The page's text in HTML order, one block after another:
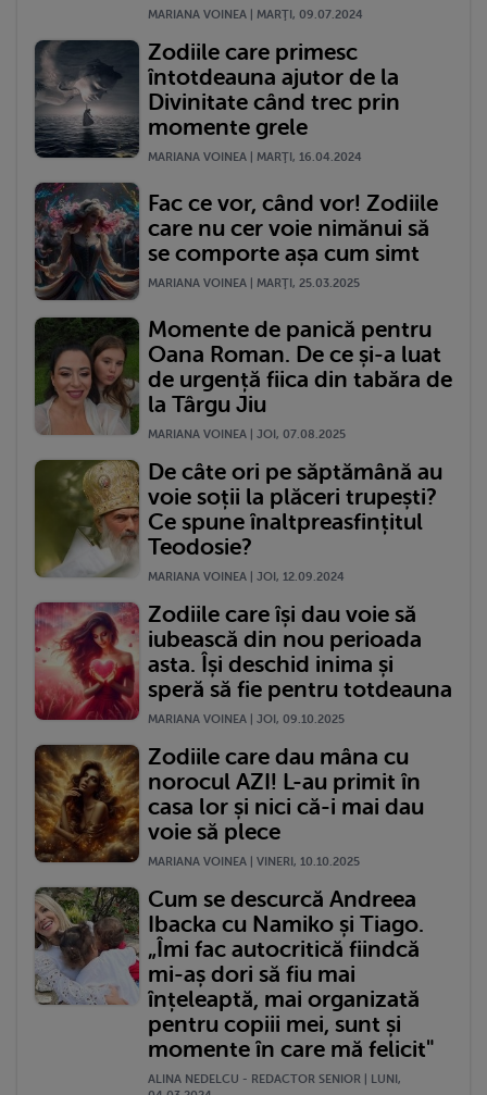
MARIANA VOINEA | MARŢI, 09.07.2024
Zodiile care primesc
întotdeauna ajutor de la
Divinitate când trec prin
momente grele
MARIANA VOINEA | MARŢI, 16.04.2024
Fac ce vor, când vor! Zodiile
care nu cer voie nimănui să
se comporte așa cum simt
MARIANA VOINEA | MARŢI, 25.03.2025
Momente de panică pentru
Oana Roman. De ce și-a luat
de urgență fiica din tabăra de
la Târgu Jiu
MARIANA VOINEA | JOI, 07.08.2025
De câte ori pe săptămână au
voie soții la plăceri trupești?
Ce spune înaltpreasfințitul
Teodosie?
MARIANA VOINEA | JOI, 12.09.2024
Zodiile care își dau voie să
iubească din nou perioada
asta. Își deschid inima și
speră să fie pentru totdeauna
MARIANA VOINEA | JOI, 09.10.2025
Zodiile care dau mâna cu
norocul AZI! L-au primit în
casa lor și nici că-i mai dau
voie să plece
MARIANA VOINEA | VINERI, 10.10.2025
Cum se descurcă Andreea
Ibacka cu Namiko și Tiago.
„Îmi fac autocritică fiindcă
mi-aș dori să fiu mai
înțeleaptă, mai organizată
pentru copiii mei, sunt și
momente în care mă felicit"
ALINA NEDELCU - REDACTOR SENIOR | LUNI,